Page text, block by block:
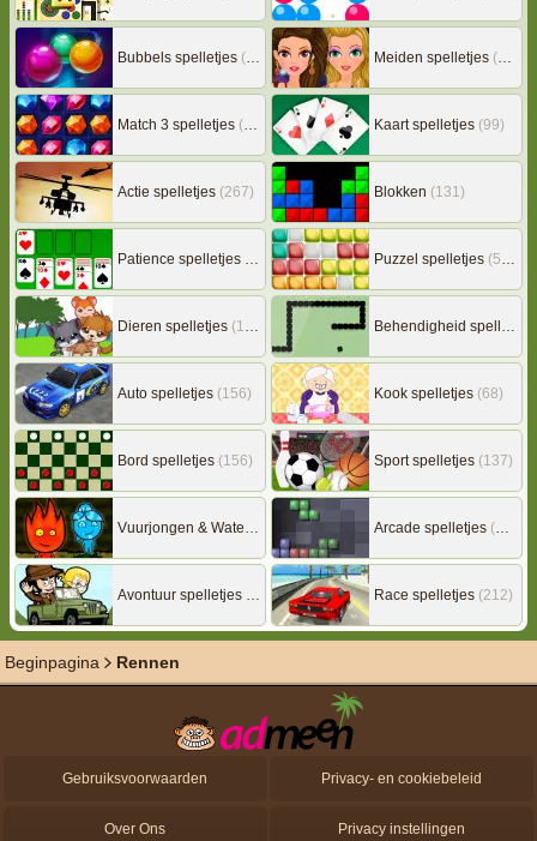
Bubbels spelletjes (78) Meiden spelletjes (239)
Match 3 spelletjes (163) Kaart spelletjes (99)
Actie spelletjes (267) Blokken (131)
Patience spelletjes
(92) Puzzel spelletjes (507)
Dieren spelletjes (149) Behendigheid spelletjes
Auto spelletjes (156) Kook spelletjes (68)
Bord spelletjes (156) Sport spelletjes (137)
Vuurjongen & Watermeisje (7) Arcade spelletjes (306)
Avontuur spelletjes
(217) Race spelletjes (212)
Beginpagina Rennen
Gebruiksvoorwaarden Privacy- en cookiebeleid
Over Ons Privacy instellingen